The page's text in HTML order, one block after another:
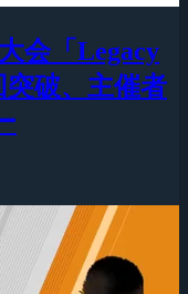
会「Legacy
突破、主催者